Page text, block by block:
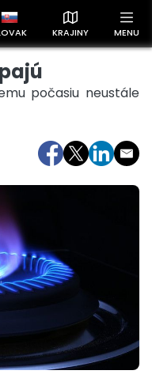
KRAJINY MENU
krajín a získajte rýchly
počasiu neustále